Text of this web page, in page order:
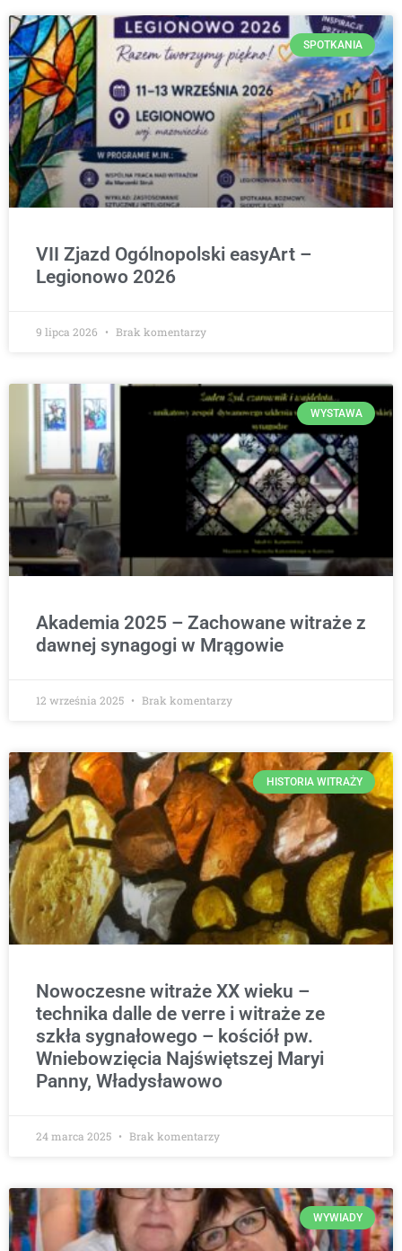
SPOTKANIA
VII Zjazd Ogólnopolski easyArt –
Legionowo 2026
9 lipca 2026 Brak komentarzy
WYSTAWA
Akademia 2025 – Zachowane witraże z
dawnej synagogi w Mrągowie
12 września 2025 Brak komentarzy
HISTORIA WITRAŻY
Nowoczesne witraże XX wieku –
technika dalle de verre i witraże ze
szkła sygnałowego – kościół pw.
Wniebowzięcia Najświętszej Maryi
Panny, Władysławowo
24 marca 2025 Brak komentarzy
WYWIADY